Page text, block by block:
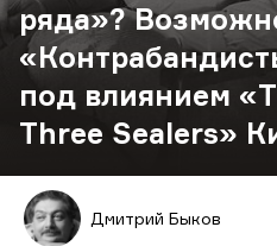
ряда»?
под влиянием
Three Sealers»
Дмитрий Быков